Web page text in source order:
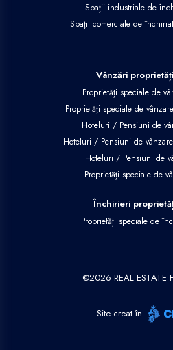
Spații industriale de
Spații comerciale de
Vânzări
Proprietăți speciale de
Proprietăți speciale de
Hoteluri / Pensiuni de
Hoteluri / Pensiuni de
Hoteluri / Pensiuni de
Proprietăți speciale de
Închirieri
Proprietăți speciale de
©2026 REAL ESTATE
Site creat în